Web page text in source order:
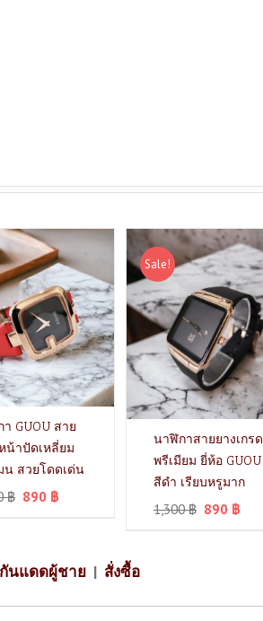
GUOU สาย
น้าปัดเหลี่ยม
น สวยโดดเด่น
฿ 890 ฿
Sale!
นาฬิกาสายยางเกรด
พรีเมียม ยี่ห้อ GUOU
สีดำ เรียบหรูมาก
1,300฿ 890 ฿
นแดดผู้ชาย | สั่งซื้อ